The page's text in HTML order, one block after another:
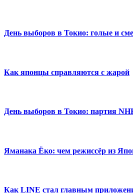
День выборов в Токио: голые и
Как японцы справляются с жарой
День выборов в Токио: партия
Яманака Ёко: чем режиссёр из
Как LINE стал главным